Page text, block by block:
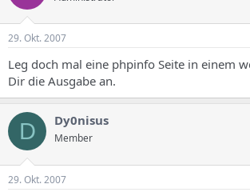
29. Okt. 2007
Leg doch mal eine phpinfo Seite in einem
Dir die Ausgabe an.
D Dy0nisus
Member
29. Okt. 2007